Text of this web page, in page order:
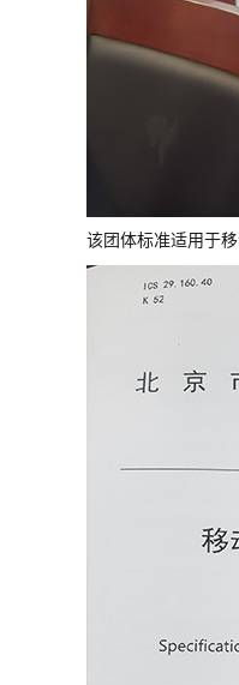
该团体标准适用于